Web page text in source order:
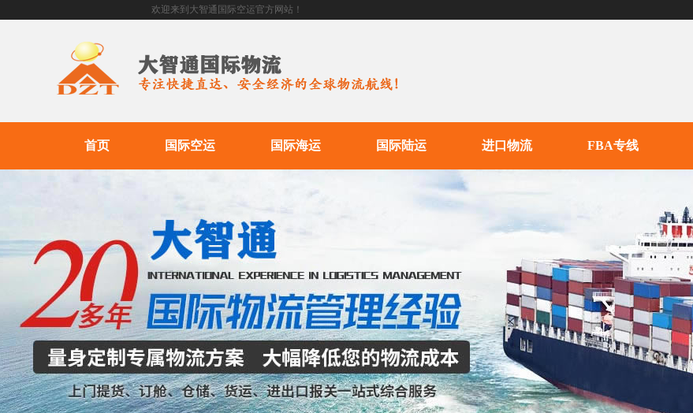
欢迎来到大智通国际空运官方网站！
首页 国际空运 国际海运 国际陆运 进口物流 FBA专线